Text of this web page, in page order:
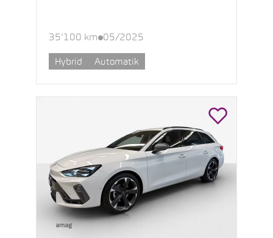
35’100 km 05/2025
Hybrid Automatik